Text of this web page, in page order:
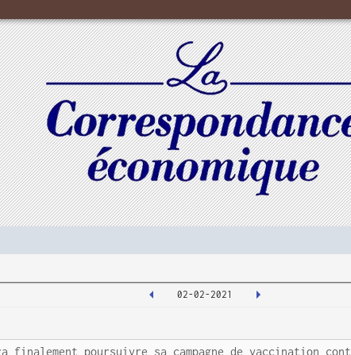
02-02-2021
finalement poursuivre sa campagne de vaccination